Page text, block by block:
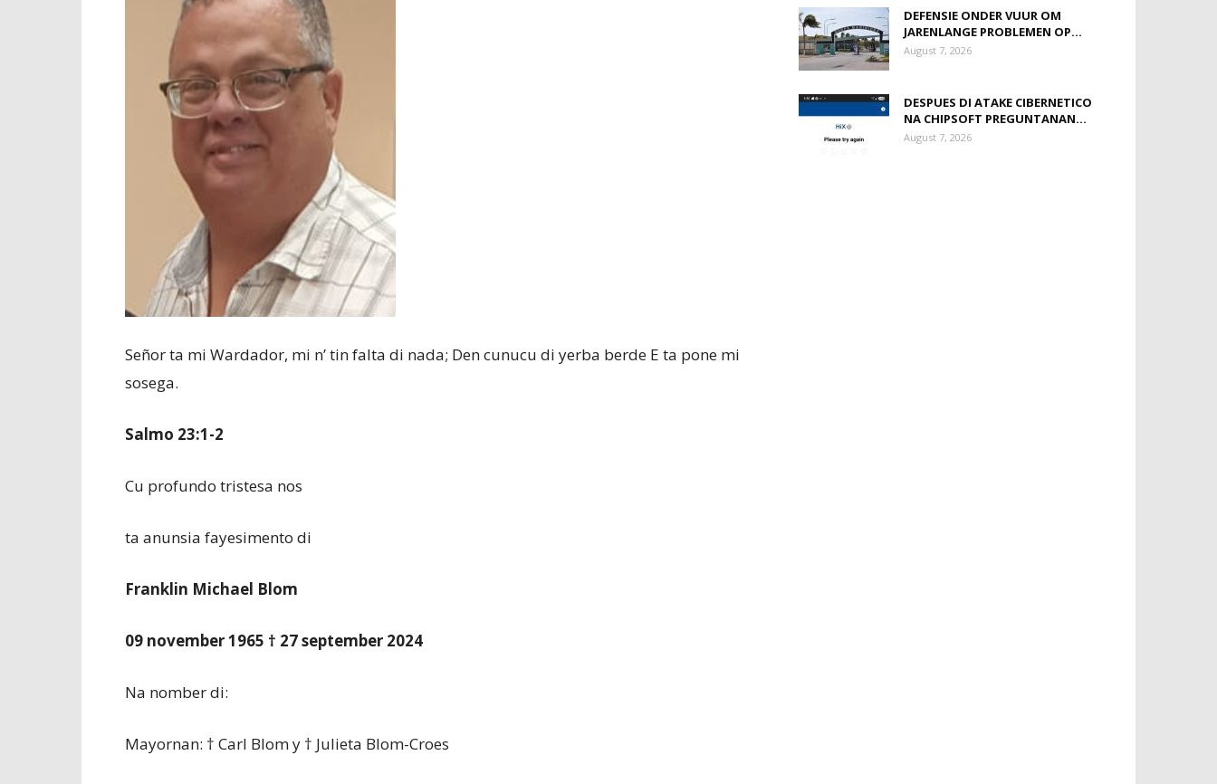
Señor ta mi Wardador, mi n’ tin falta di nada; Den cunucu di yerba berde E ta pone mi
sosega.
Salmo 23:1-2
Cu profundo tristesa nos
ta anunsia fayesimento di
Franklin Michael Blom
09 november 1965 † 27 september 2024
Na nomber di:
Mayornan: † Carl Blom y † Julieta Blom-Croes
DEFENSIE ONDER VUUR OM
JARENLANGE PROBLEMEN OP...
August 7, 2026
DESPUES DI ATAKE CIBERNETICO
NA CHIPSOFT PREGUNTANAN...
August 7, 2026